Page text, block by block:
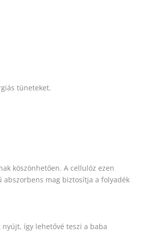
tüneteket.
köszönhetően. A cellulóz ezen
mag biztosítja a folyadék
így lehetővé teszi a baba